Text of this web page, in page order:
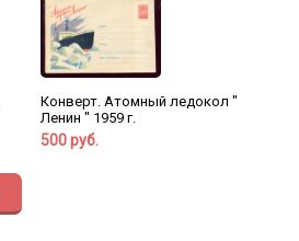
Конверт. Атомный ледокол "
Ленин " 1959 г.
500 руб.